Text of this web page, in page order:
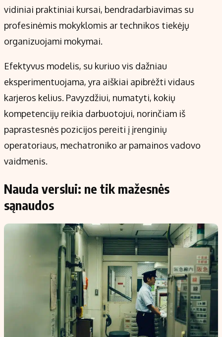
vidiniai praktiniai kursai, bendradarbiavimas su
profesinėmis mokyklomis ar technikos tiekėjų
organizuojami mokymai.
Efektyvus modelis, su kuriuo vis dažniau
eksperimentuojama, yra aiškiai apibrėžti vidaus
karjeros kelius. Pavyzdžiui, numatyti, kokių
kompetencijų reikia darbuotojui, norinčiam iš
paprastesnės pozicijos pereiti į įrenginių
operatoriaus, mechatroniko ar pamainos vadovo
vaidmenis.
Nauda verslui: ne tik mažesnės
sąnaudos